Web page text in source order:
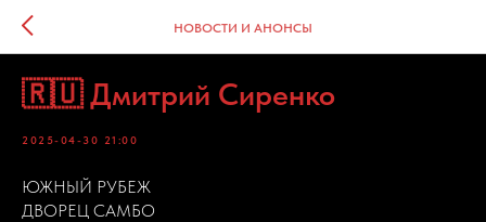
НОВОСТИ И АНОНСЫ
🇷🇺 Дмитрий Сиренко
2025-04-30 21:00
ЮЖНЫЙ РУБЕЖ
ДВОРЕЦ САМБО